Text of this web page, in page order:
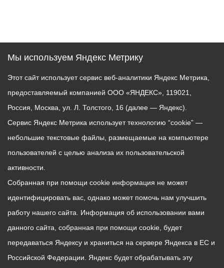
или иных улицах.
Мы используем Яндекс Метрику
Этот сайт использует сервис веб-аналитики Яндекс Метрика,
предоставляемый компанией ООО «ЯНДЕКС», 119021,
Россия, Москва, ул. Л. Толстого, 16 (далее — Яндекс).
Сервис Яндекс Метрика использует технологию “cookie” —
небольшие текстовые файлы, размещаемые на компьютере
пользователей с целью анализа их пользовательской
активности.
Собранная при помощи cookie информация не может
идентифицировать вас, однако может помочь нам улучшить
работу нашего сайта. Информация об использовании вами
данного сайта, собранная при помощи cookie, будет
передаваться Яндексу и храниться на сервере Яндекса в ЕС и
Российской Федерации. Яндекс будет обрабатывать эту